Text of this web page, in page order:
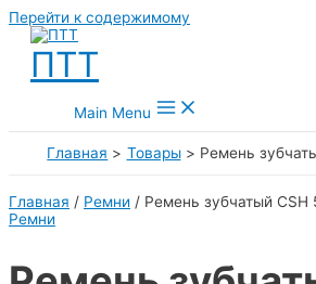
Перейти к содержимому
ПТТ
Main Menu
Главная Товары Ремень
Главная / Ремни / Ремень зубчатый CSH
Ремни